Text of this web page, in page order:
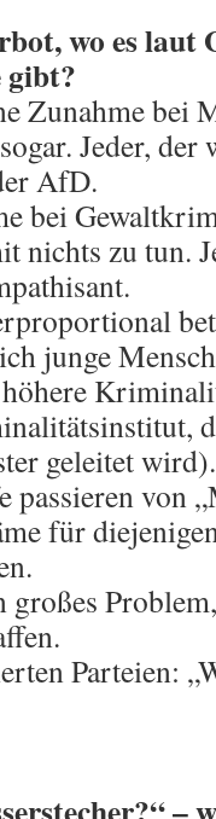
wo es laut
gibt?
Zunahme bei
Jeder, der
AfD.
bei
nichts zu tun.
junge
geleitet wird).
von
für
Parteien: